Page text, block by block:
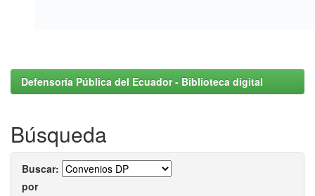
Defensoría Pública del Ecuador - Biblioteca digital
Búsqueda
Buscar:
por